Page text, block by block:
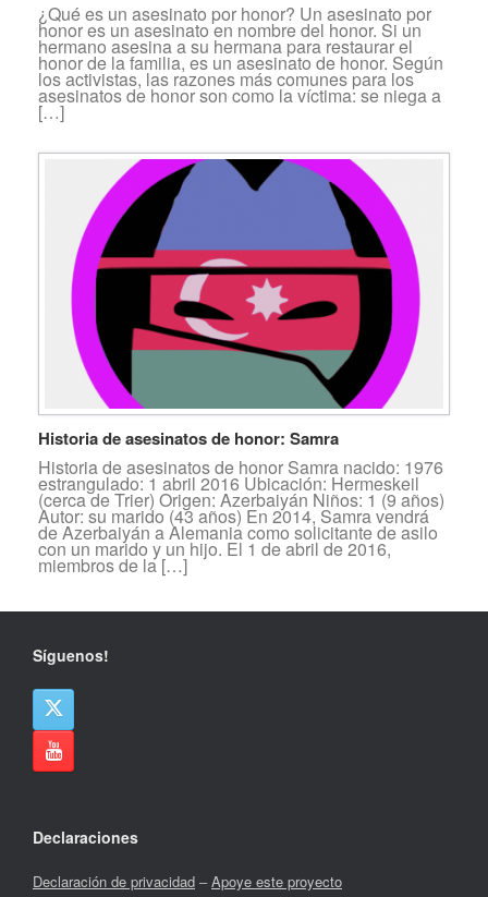
¿Qué es un asesinato por honor? Un asesinato por
honor es un asesinato en nombre del honor. Si un
hermano asesina a su hermana para restaurar el
honor de la familia, es un asesinato de honor. Según
los activistas, las razones más comunes para los
asesinatos de honor son como la víctima: se niega a
[…]
Historia de asesinatos de honor: Samra
Historia de asesinatos de honor Samra nacido: 1976
estrangulado: 1 abril 2016 Ubicación: Hermeskeil
(cerca de Trier) Origen: Azerbaiyán Niños: 1 (9 años)
Autor: su marido (43 años) En 2014, Samra vendrá
de Azerbaiyán a Alemania como solicitante de asilo
con un marido y un hijo. El 1 de abril de 2016,
miembros de la […]
Síguenos!
Declaraciones
Declaración de privacidad –Apoye este proyecto